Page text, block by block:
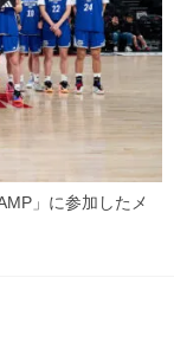
」に参加したメ